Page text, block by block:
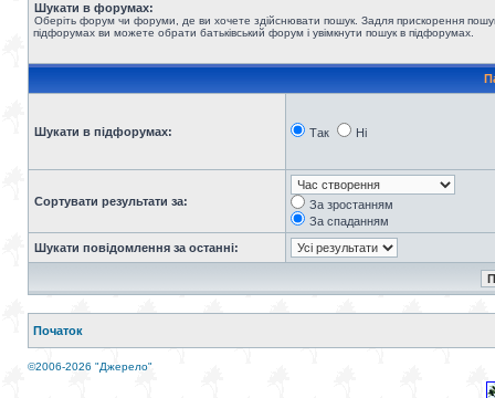
Шукати в форумах:
Оберіть форум чи форуми, де ви хочете здійснювати пошук. Задля прискорення
підфорумах ви можете обрати батьківський форум і увімкнути пошук в підфорумах.
Шукати в підфорумах: Так Ні
Сортувати результати за:
За зростанням
За спаданням
Шукати повідомлення за останні:
Початок
©2006-2026 "Джерело"